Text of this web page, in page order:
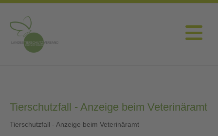
Tierschutzfall - Anzeige beim Veterinäramt
Tierschutzfall - Anzeige beim Veterinäramt